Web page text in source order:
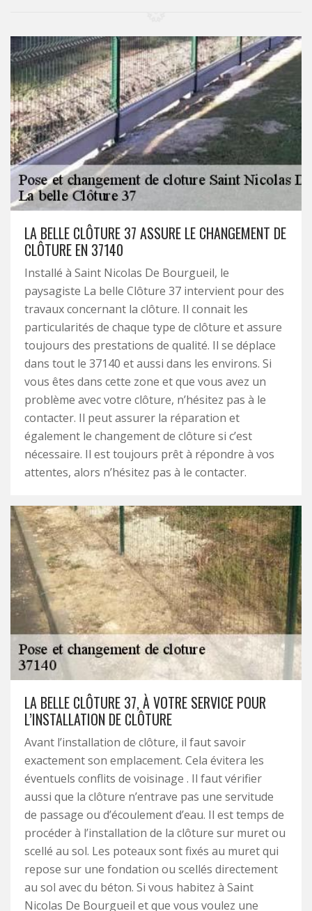
LA BELLE CLÔTURE 37 ASSURE LE CHANGEMENT DE
CLÔTURE EN 37140
Installé à Saint Nicolas De Bourgueil, le
paysagiste La belle Clôture 37 intervient pour des
travaux concernant la clôture. Il connait les
particularités de chaque type de clôture et assure
toujours des prestations de qualité. Il se déplace
dans tout le 37140 et aussi dans les environs. Si
vous êtes dans cette zone et que vous avez un
problème avec votre clôture, n’hésitez pas à le
contacter. Il peut assurer la réparation et
également le changement de clôture si c’est
nécessaire. Il est toujours prêt à répondre à vos
attentes, alors n’hésitez pas à le contacter.
LA BELLE CLÔTURE 37, À VOTRE SERVICE POUR
L’INSTALLATION DE CLÔTURE
Avant l’installation de clôture, il faut savoir
exactement son emplacement. Cela évitera les
éventuels conflits de voisinage . Il faut vérifier
aussi que la clôture n’entrave pas une servitude
de passage ou d’écoulement d’eau. Il est temps de
procéder à l’installation de la clôture sur muret ou
scellé au sol. Les poteaux sont fixés au muret qui
repose sur une fondation ou scellés directement
au sol avec du béton. Si vous habitez à Saint
Nicolas De Bourgueil et que vous voulez une